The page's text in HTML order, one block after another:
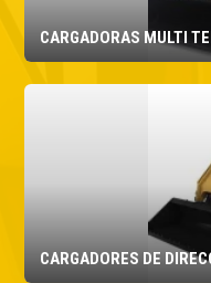
CARGADORAS MULTI
CARGADORES DE